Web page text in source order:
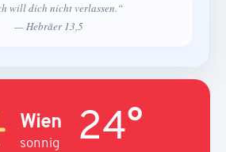
will dich nicht verlassen.“
— Hebräer 13,5
Wien
sonnig 24°